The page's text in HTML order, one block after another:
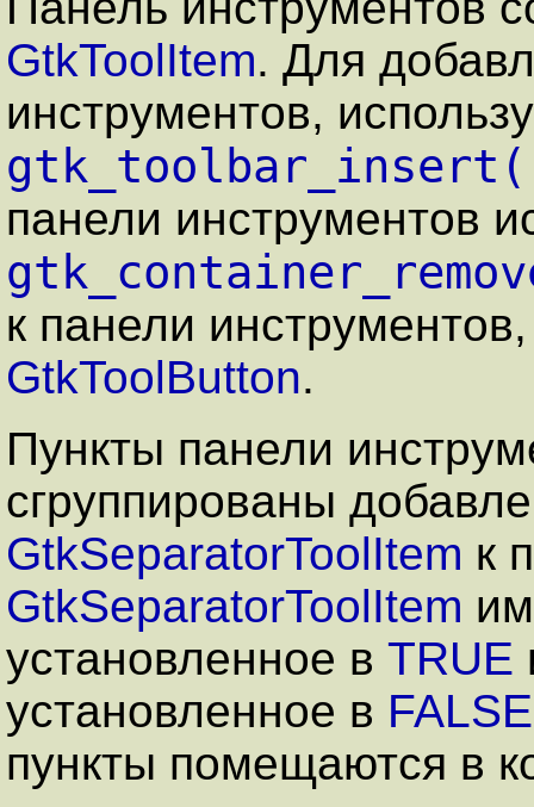
GtkToolItem. Для
инструментов,
панели инструментов
к панели
GtkToolButton.
Пункты панели
сгруппированы
GtkSeparatorToolItem к
GtkSeparatorToolItem
установленное в TRUE
установленное в FALSE
пункты помещаются в